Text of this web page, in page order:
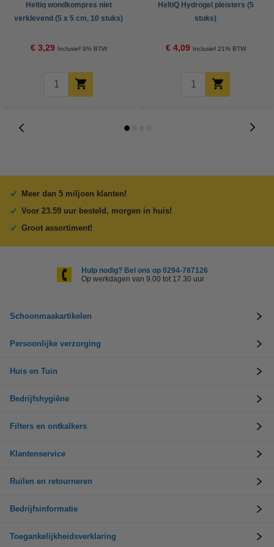
Heltiq wondkompres niet
verklevend (5 x 5 cm, 10 stuks)
€ 3,29 Inclusief 9% BTW
HeltiQ Hydrogel pleisters (5
stuks)
€ 4,09 Inclusief 21% BTW
Meer dan 5 miljoen klanten!
Voor 23.59 uur besteld, morgen in huis!
Groot assortiment!
Hulp nodig? Bel ons op 0294-787126
Op werkdagen van 9.00 tot 17.30 uur
Schoonmaakartikelen
Persoonlijke verzorging
Huis en Tuin
Bedrijfshygiëne
Filters en ontkalkers
Klantenservice
Ruilen en retourneren
Bedrijfsinformatie
Toegankelijkheidsverklaring